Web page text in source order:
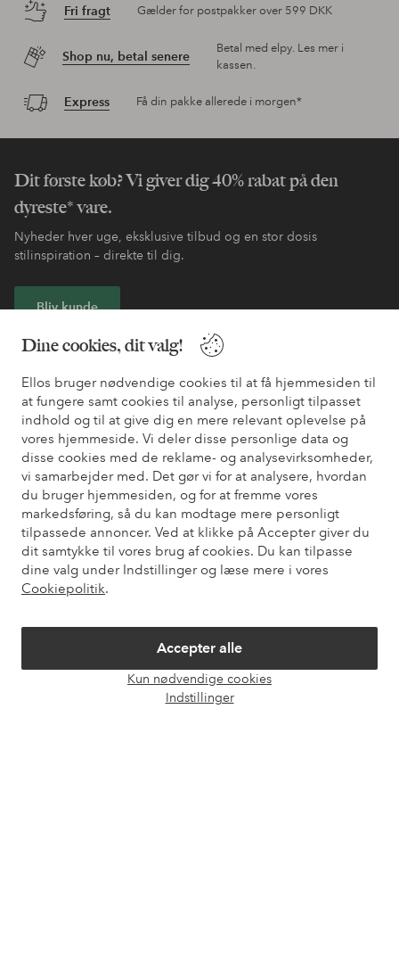
Dine cookies, dit valg!
Ellos bruger nødvendige cookies til at få hjemmesiden til
at fungere samt cookies til analyse, personligt tilpasset
indhold og til at give dig en mere relevant oplevelse på
vores hjemmeside. Vi deler disse personlige data og
disse cookies med de reklame- og analysevirksomheder,
vi samarbejder med. Det gør vi for at analysere, hvordan
du bruger hjemmesiden, og for at fremme vores
markedsføring, så du kan modtage mere personligt
tilpassede annoncer. Ved at klikke på Accepter giver du
dit samtykke til vores brug af cookies. Du kan tilpasse
dine valg under Indstillinger og læse mere i vores
Cookiepolitik.
Accepter alle
Kun nødvendige cookies
Indstillinger
Fri fragt Gælder for postpakker over 599 DKK
Shop nu, betal senere
Betal med elpy. Les mer i
kassen.
Express Få din pakke allerede i morgen*
Dit første køb? Vi giver dig 40% rabat på den
dyreste* vare.
Nyheder hver uge, eksklusive tilbud og en stor dosis
stilinspiration – direkte til dig.
Bliv kunde
* Se tilbudsbetingelser ved registrering
Har du brug for hjælp?
Du kan finde svar på de oftest stillede spørgsmål i vores FAQ.
Du kan også finde oplysninger om, hvordan du kontakter os.
Kundeservice Bestilling Betalingsmåde
Mine sider
Om Ellos